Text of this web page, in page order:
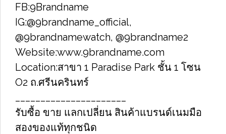
FB:9Brandname
IG:@9brandname_official,
@9brandnamewatch, @9brandname2
Website:www.9brandname.com
Location:สาขา​ 1 Paradise Park ชั้น​ 1 โซน​
O2​ ถ.ศรีนครินทร์
รับซื้อ​ ขาย​​ แลกเปลี่ยน​ สินค้าแบรนด์เนม​มือ
สองของแท้ทุกชนิด